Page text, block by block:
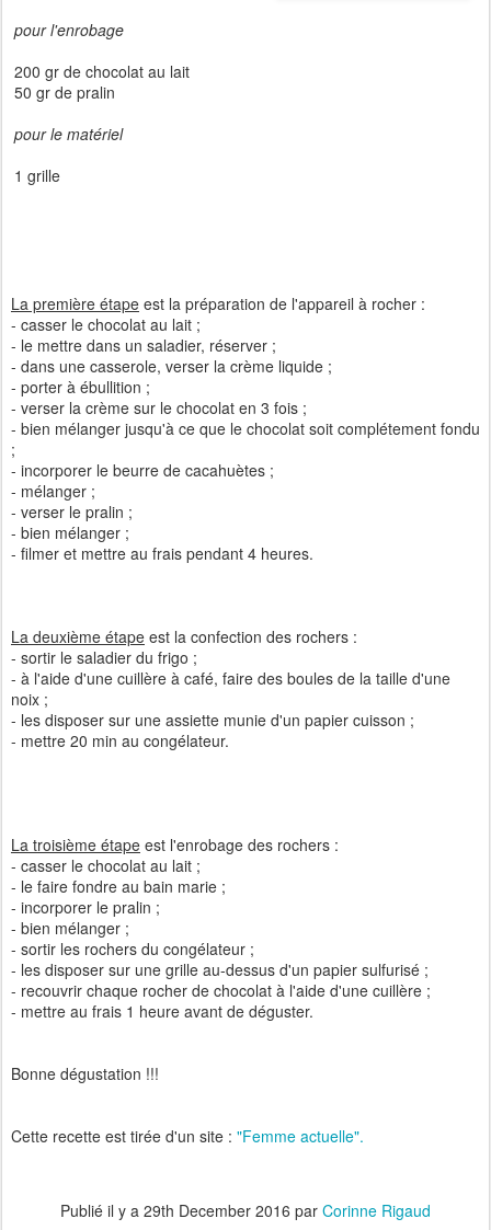
pour l'enrobage
200 gr de chocolat au lait
50 gr de pralin
pour le matériel
1 grille
La première étape est la préparation de l'appareil à rocher :
- casser le chocolat au lait ;
- le mettre dans un saladier, réserver ;
- dans une casserole, verser la crème liquide ;
- porter à ébullition ;
- verser la crème sur le chocolat en 3 fois ;
- bien mélanger jusqu'à ce que le chocolat soit complétement fondu
;
- incorporer le beurre de cacahuètes ;
- mélanger ;
- verser le pralin ;
- bien mélanger ;
- filmer et mettre au frais pendant 4 heures.
La deuxième étape est la confection des rochers :
- sortir le saladier du frigo ;
- à l'aide d'une cuillère à café, faire des boules de la taille d'une
noix ;
- les disposer sur une assiette munie d'un papier cuisson ;
- mettre 20 min au congélateur.
La troisième étape est l'enrobage des rochers :
- casser le chocolat au lait ;
- le faire fondre au bain marie ;
- incorporer le pralin ;
- bien mélanger ;
- sortir les rochers du congélateur ;
- les disposer sur une grille au-dessus d'un papier sulfurisé ;
- recouvrir chaque rocher de chocolat à l'aide d'une cuillère ;
- mettre au frais 1 heure avant de déguster.
Bonne dégustation !!!
Cette recette est tirée d'un site : "Femme actuelle".
Publié il y a 29th December 2016 par Corinne Rigaud